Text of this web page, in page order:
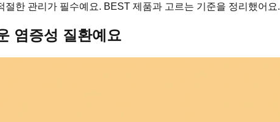
한 관리가 필수예요. BEST 제품과 고르는 기준을 정리했어요.
염증성 질환예요